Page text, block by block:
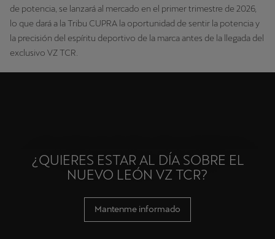
de potencia, se lanzará al mercado en el primer trimestre de 2026,
lo que dará a la Tribu CUPRA la oportunidad de sentir la potencia y
la precisión del espíritu deportivo de la marca antes de la llegada del
exclusivo VZ TCR.
¿QUIERES ESTAR AL DÍA SOBRE EL
NUEVO LEÓN VZ TCR?
Mantenme informado